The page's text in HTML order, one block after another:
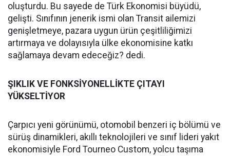
oluşturdu. Bu sayede de Türk Ekonomisi büyüdü,
gelişti. Sınıfının jenerik ismi olan Transit ailemizi
genişletmeye, pazara uygun ürün çeşitliliğimizi
artırmaya ve dolayısıyla ülke ekonomisine katkı
sağlamaya devam edeceğiz? dedi.
ŞIKLIK VE FONKSİYONELLİKTE ÇITAYI
YÜKSELTİYOR
Çarpıcı yeni görünümü, otomobil benzeri iç bölümü ve
sürüş dinamikleri, akıllı teknolojileri ve sınıf lideri yakıt
ekonomisiyle Ford Tourneo Custom, yolcu taşıma